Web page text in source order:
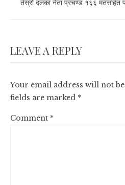
तेस्रो दलका नेता प्रचण्ड १६६ मतसहित
LEAVE A REPLY
Your email address will not
fields are marked *
Comment *